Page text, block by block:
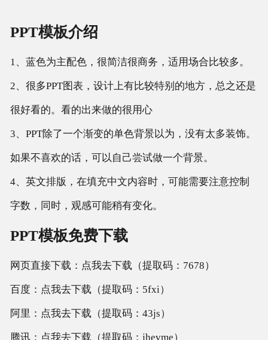
PPT模板介绍
1、蓝色为主配色，很简洁很商务，适用场合比较多。
2、很多PPT图表，设计上有比较特别的地方，总之还是
很好看的。看的出来做的很用心
3、PPT除了一个渐变的单色背景以为，没有太多装饰。
如果不喜欢的话，可以自己尝试做一个背景。
4、英文排版，在填充中文内容时，可能需要注意控制
字数，同时，观感可能稍有变化。
PPT模板免费下载
网页直接下载：点我去下载（提取码：7678）
百度：点我去下载（提取码：5fxi）
阿里：点我去下载（提取码：43js）
腾讯：点我去下载（提取码：jhevme）